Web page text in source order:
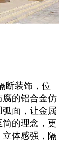
断装饰，位
腐的铝合金仿
面，让金属
的理念，更
体感强，隔